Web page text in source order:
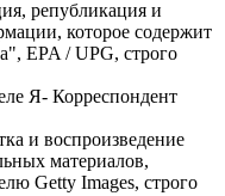
републикация и
которое содержит
EPA / UPG, строго
Я- Корреспондент
и воспроизведение
материалов,
Getty Images, строго